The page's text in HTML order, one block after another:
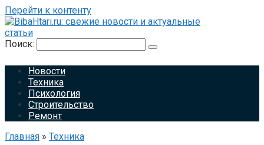
Перейти к контенту
Поиск:
Новости
Техника
Психология
Строительство
Ремонт
Главная » Техника